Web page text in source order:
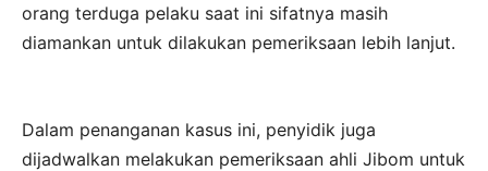
orang terduga pelaku saat ini sifatnya masih
diamankan untuk dilakukan pemeriksaan lebih lanjut.
Dalam penanganan kasus ini, penyidik juga
dijadwalkan melakukan pemeriksaan ahli Jibom untuk